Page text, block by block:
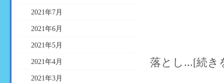
落とし...[続き
2021年7月
2021年6月
2021年5月
2021年4月
2021年3月